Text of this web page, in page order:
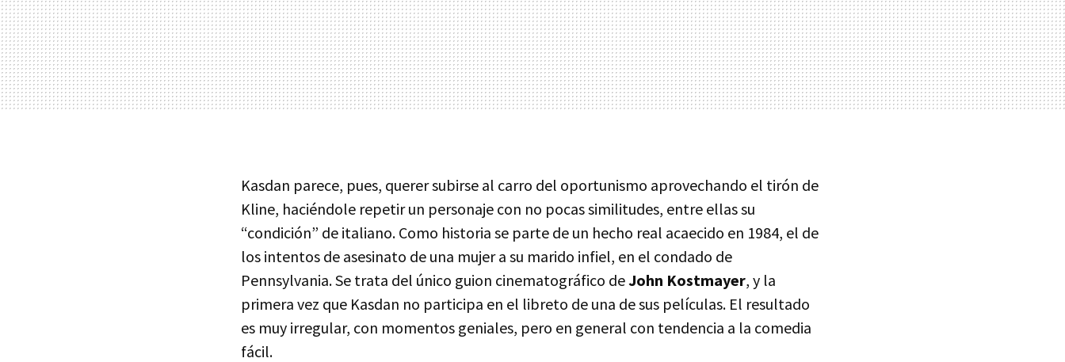
Kasdan parece, pues, querer subirse al carro del oportunismo aprovechando el tirón de
Kline, haciéndole repetir un personaje con no pocas similitudes, entre ellas su
“condición” de italiano. Como historia se parte de un hecho real acaecido en 1984, el de
los intentos de asesinato de una mujer a su marido infiel, en el condado de
Pennsylvania. Se trata del único guion cinematográfico deJohn Kostmayer, y la
primera vez que Kasdan no participa en el libreto de una de sus películas. El resultado
es muy irregular, con momentos geniales, pero en general con tendencia a la comedia
fácil.